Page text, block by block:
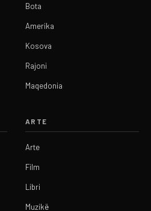
Bota
Amerika
Kosova
Rajoni
Maqedonia
ARTE
Arte
Film
Libri
Muzikë